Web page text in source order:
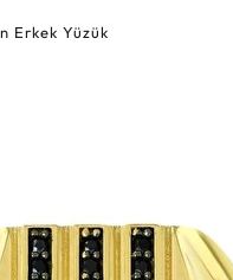
Erkek Yüzük